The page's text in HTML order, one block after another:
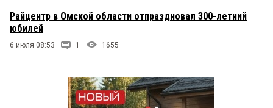
Райцентр в Омской области отпраздновал 300-летний
юбилей
6 июля 08:53 1 1655